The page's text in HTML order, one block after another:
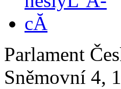
Parlament
Sněmovní 4,